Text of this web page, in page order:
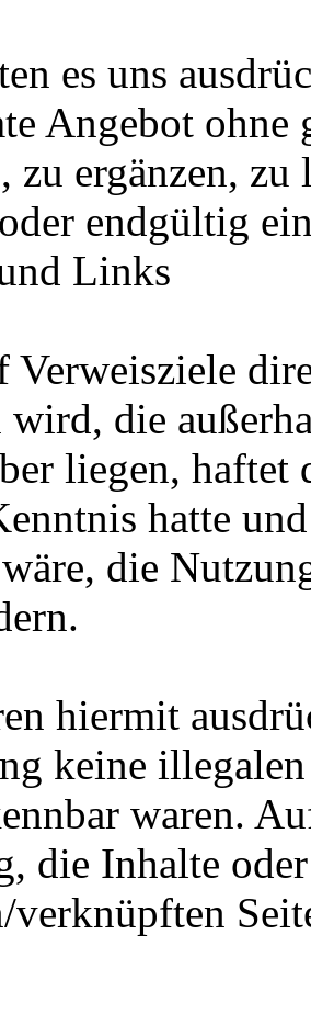
es uns
Angebot
zu ergänzen,
endgültig
Links
Verweisziele
wird, die
liegen, haftet
hatte
die
hiermit
keine
waren.
die Inhalte